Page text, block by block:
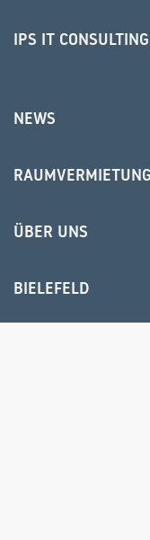
IPS IT CONSULTING
NEWS
RAUMVERMIETUNG
ÜBER UNS
BIELEFELD